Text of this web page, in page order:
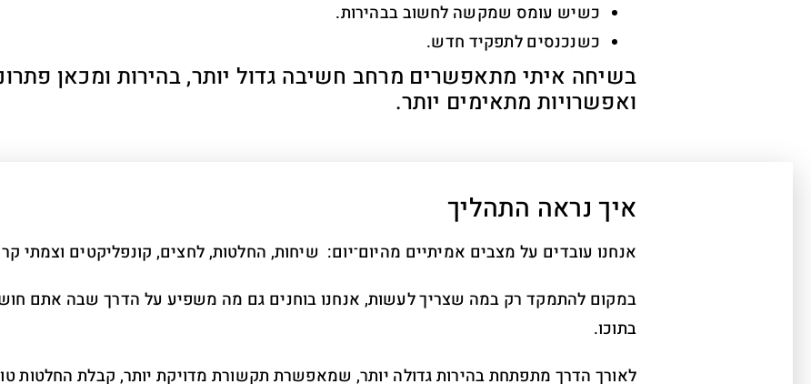
כשיש עומס שמקשה לחשוב בבהירות.
כשנכנסים לתפקיד חדש.
בשיחה איתי מתאפשרים מרחב חשיבה גדול יותר, בהירות ומכאן
ואפשרויות מתאימים יותר.
איך נראה התהליך
אנחנו עובדים על מצבים אמיתיים מהיום־יום: שיחות, החלטות, לחצים, קונפליקטים וצמתי
במקום להתמקד רק במה שצריך לעשות, אנחנו בוחנים גם מה משפיע על הדרך שבה אתם
בתוכו.
לאורך הדרך מתפתחת בהירות גדולה יותר, שמאפשרת תקשורת מדויקת יותר, קבלת החלטות